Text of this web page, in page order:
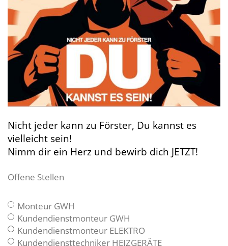
Nicht jeder kann zu Förster, Du kannst es
vielleicht sein!
Nimm dir ein Herz und bewirb dich JETZT!
Offene Stellen
Monteur GWH
Kundendienstmonteur GWH
Kundendienstmonteur ELEKTRO
Kundendiensttechniker HEIZGERÄTE